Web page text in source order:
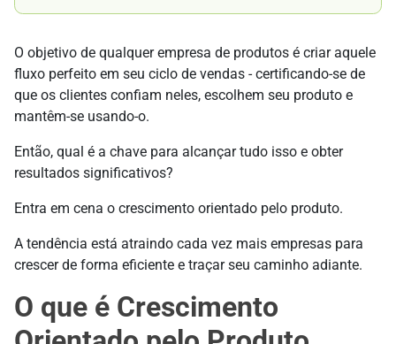
O objetivo de qualquer empresa de produtos é criar aquele
fluxo perfeito em seu ciclo de vendas - certificando-se de
que os clientes confiam neles, escolhem seu produto e
mantêm-se usando-o.
Então, qual é a chave para alcançar tudo isso e obter
resultados significativos?
Entra em cena o crescimento orientado pelo produto.
A tendência está atraindo cada vez mais empresas para
crescer de forma eficiente e traçar seu caminho adiante.
O que é Crescimento